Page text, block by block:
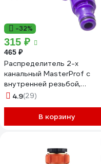
-32%
315 ₽
465 ₽
Распределитель 2-х
канальный MasterProf с
внутренней резьбой,
пластик ДС.070882
4.9(29)
В корзину